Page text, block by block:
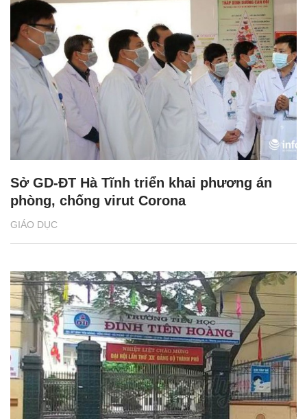
GIÁO DỤC
Sở GD-ĐT Hà Tĩnh triển khai phương án
phòng, chống virut Corona